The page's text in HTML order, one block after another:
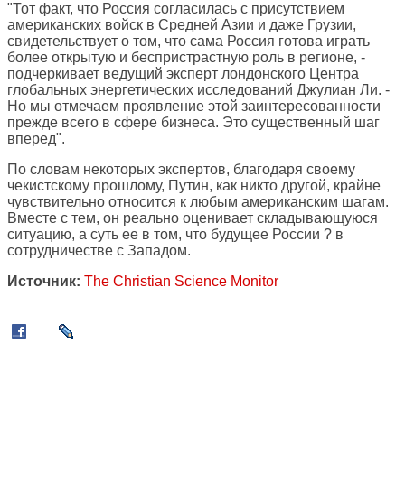
"Тот факт, что Россия согласилась с присутствием
американских войск в Средней Азии и даже Грузии,
свидетельствует о том, что сама Россия готова играть
более открытую и беспристрастную роль в регионе, -
подчеркивает ведущий эксперт лондонского Центра
глобальных энергетических исследований Джулиан Ли. -
Но мы отмечаем проявление этой заинтересованности
прежде всего в сфере бизнеса. Это существенный шаг
вперед".
По словам некоторых экспертов, благодаря своему
чекистскому прошлому, Путин, как никто другой, крайне
чувствительно относится к любым американским шагам.
Вместе с тем, он реально оценивает складывающуюся
ситуацию, а суть ее в том, что будущее России ? в
сотрудничестве с Западом.
Источник: The Christian Science Monitor